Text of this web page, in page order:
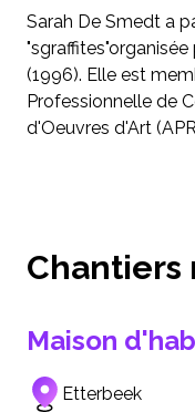
Sarah De Smedt a
(1996). Elle est
Professionnelle de
d'Oeuvres d'Art
Chantiers
Maison
Etterbeek